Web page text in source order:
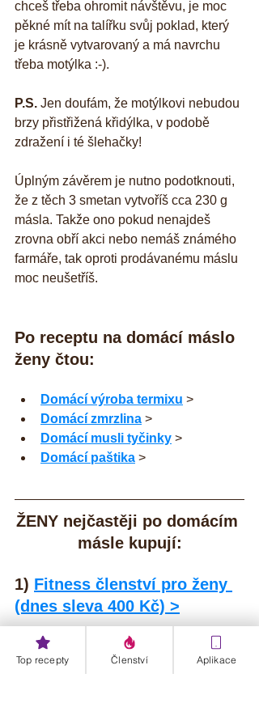
chceš třeba ohromit návštěvu, je moc
pěkné mít na talířku svůj poklad, který
je krásně vytvarovaný a má navrchu
třeba motýlka :-).
P.S. Jen doufám, že motýlkovi nebudou
brzy přistřižená křidýlka, v podobě
zdražení i té šlehačky!
Úplným závěrem je nutno podotknouti,
že z těch 3 smetan vytvoříš cca 230 g
másla. Takže ono pokud nenajdeš
zrovna obří akci nebo nemáš známého
farmáře, tak oproti prodávanému máslu
moc neušetříš.
Po receptu na domácí máslo
ženy čtou:
Domácí výroba termixu >
Domácí zmrzlina >
Domácí musli tyčinky >
Domácí paštika >
ŽENY nejčastěji po domácím
másle kupují:
1) Fitness členství pro ženy
(dnes sleva 400 Kč) >
Fitness KAŇKO-VZDORNÁ
kuchařka >
Top recepty Členství Aplikace